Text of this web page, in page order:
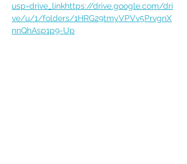
usp=drive_linkhttps://drive.google.com/dri
ve/u/1/folders/1HRG29tmyVPVv5PrvgnX
nnQhAsp1p9-Up